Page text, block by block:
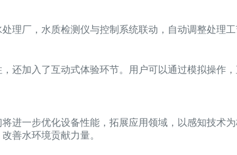
厂，水质检测仪与控制系统联动，自动调整处理工
还加入了互动式体验环节。用户可以通过模拟操作
进一步优化设备性能，拓展应用领域，以感知技术
善水环境贡献力量。